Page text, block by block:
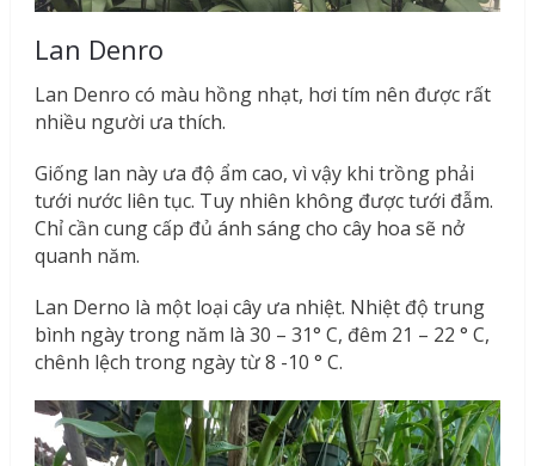
Lan Denro
Lan Denro có màu hồng nhạt, hơi tím nên được rất
nhiều người ưa thích.
Giống lan này ưa độ ẩm cao, vì vậy khi trồng phải
tưới nước liên tục. Tuy nhiên không được tưới đẫm.
Chỉ cần cung cấp đủ ánh sáng cho cây hoa sẽ nở
quanh năm.
Lan Derno là một loại cây ưa nhiệt. Nhiệt độ trung
bình ngày trong năm là 30 – 31° C, đêm 21 – 22 ° C,
chênh lệch trong ngày từ 8 -10 ° C.